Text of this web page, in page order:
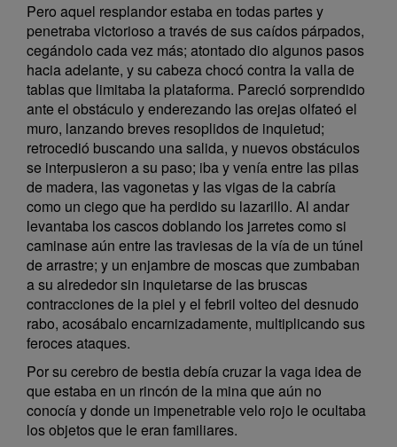
Pero aquel resplandor estaba en todas partes y
penetraba victorioso a través de sus caídos párpados,
cegándolo cada vez más; atontado dio algunos pasos
hacia adelante, y su cabeza chocó contra la valla de
tablas que limitaba la plataforma. Pareció sorprendido
ante el obstáculo y enderezando las orejas olfateó el
muro, lanzando breves resoplidos de inquietud;
retrocedió buscando una salida, y nuevos obstáculos
se interpusieron a su paso; iba y venía entre las pilas
de madera, las vagonetas y las vigas de la cabría
como un ciego que ha perdido su lazarillo. Al andar
levantaba los cascos doblando los jarretes como si
caminase aún entre las traviesas de la vía de un túnel
de arrastre; y un enjambre de moscas que zumbaban
a su alrededor sin inquietarse de las bruscas
contracciones de la piel y el febril volteo del desnudo
rabo, acosábalo encarnizadamente, multiplicando sus
feroces ataques.
Por su cerebro de bestia debía cruzar la vaga idea de
que estaba en un rincón de la mina que aún no
conocía y donde un impenetrable velo rojo le ocultaba
los objetos que le eran familiares.